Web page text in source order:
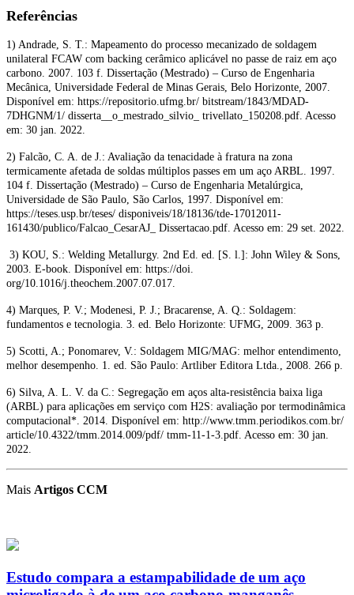
Referências
1) Andrade, S. T.: Mapeamento do processo mecanizado de soldagem
unilateral FCAW com backing cerâmico aplicável no passe de raiz em aço
carbono. 2007. 103 f. Dissertação (Mestrado) – Curso de Engenharia
Mecânica, Universidade Federal de Minas Gerais, Belo Horizonte, 2007.
Disponível em: https://repositorio.ufmg.br/ bitstream/1843/MDAD-
7DHGNM/1/ disserta__o_mestrado_silvio_ trivellato_150208.pdf. Acesso
em: 30 jan. 2022.
2) Falcão, C. A. de J.: Avaliação da tenacidade à fratura na zona
termicamente afetada de soldas múltiplos passes em um aço ARBL. 1997.
104 f. Dissertação (Mestrado) – Curso de Engenharia Metalúrgica,
Universidade de São Paulo, São Carlos, 1997. Disponível em:
https://teses.usp.br/teses/ disponiveis/18/18136/tde-17012011-
161430/publico/Falcao_CesarAJ_ Dissertacao.pdf. Acesso em: 29 set. 2022.
3) KOU, S.: Welding Metallurgy. 2nd Ed. ed. [S. l.]: John Wiley & Sons,
2003. E-book. Disponível em: https://doi.
org/10.1016/j.theochem.2007.07.017.
4) Marques, P. V.; Modenesi, P. J.; Bracarense, A. Q.: Soldagem:
fundamentos e tecnologia. 3. ed. Belo Horizonte: UFMG, 2009. 363 p.
5) Scotti, A.; Ponomarev, V.: Soldagem MIG/MAG: melhor entendimento,
melhor desempenho. 1. ed. São Paulo: Artliber Editora Ltda., 2008. 266 p.
6) Silva, A. L. V. da C.: Segregação em aços alta-resistência baixa liga
(ARBL) para aplicações em serviço com H2S: avaliação por termodinâmica
computacional*. 2014. Disponível em: http://www.tmm.periodikos.com.br/
article/10.4322/tmm.2014.009/pdf/ tmm-11-1-3.pdf. Acesso em: 30 jan.
2022.
Mais Artigos CCM
Estudo compara a estampabilidade de um aço